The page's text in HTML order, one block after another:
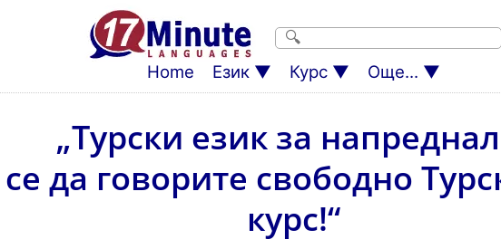
Home Език Курс Още...
„Турски език за
да говорите свободно
курс!“